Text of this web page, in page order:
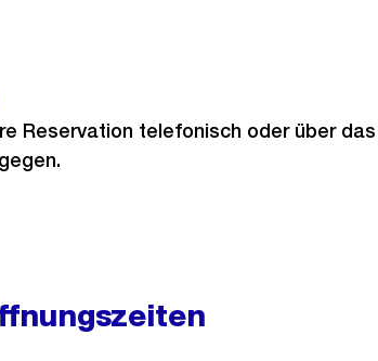
Reservation telefonisch oder über das